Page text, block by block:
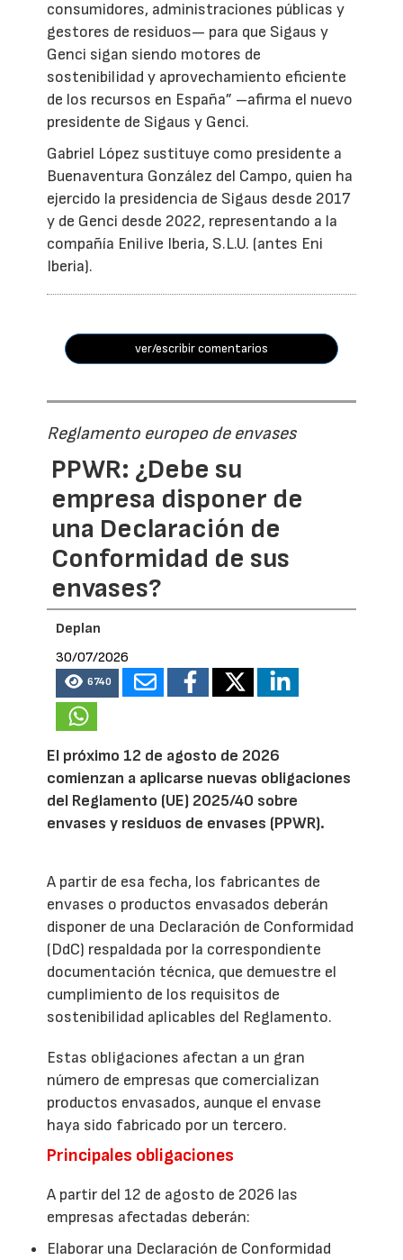
consumidores, administraciones públicas y
gestores de residuos— para que Sigaus y
Genci sigan siendo motores de
sostenibilidad y aprovechamiento eficiente
de los recursos en España” –afirma el nuevo
presidente de Sigaus y Genci.
Gabriel López sustituye como presidente a
Buenaventura González del Campo, quien ha
ejercido la presidencia de Sigaus desde 2017
y de Genci desde 2022, representando a la
compañía Enilive Iberia, S.L.U. (antes Eni
Iberia).
ver/escribir comentarios
Reglamento europeo de envases
PPWR: ¿Debe su
empresa disponer de
una Declaración de
Conformidad de sus
envases?
Deplan
30/07/2026
6740
El próximo 12 de agosto de 2026
comienzan a aplicarse nuevas obligaciones
del Reglamento (UE) 2025/40 sobre
envases y residuos de envases (PPWR).
A partir de esa fecha, los fabricantes de
envases o productos envasados deberán
disponer de una Declaración de Conformidad
(DdC) respaldada por la correspondiente
documentación técnica, que demuestre el
cumplimiento de los requisitos de
sostenibilidad aplicables del Reglamento.
Estas obligaciones afectan a un gran
número de empresas que comercializan
productos envasados, aunque el envase
haya sido fabricado por un tercero.
Principales obligaciones
A partir del 12 de agosto de 2026 las
empresas afectadas deberán:
Elaborar una Declaración de Conformidad